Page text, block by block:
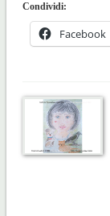
Condividi:
Facebook